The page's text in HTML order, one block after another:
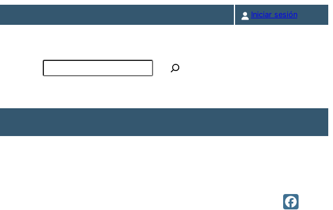
Iniciar sesión